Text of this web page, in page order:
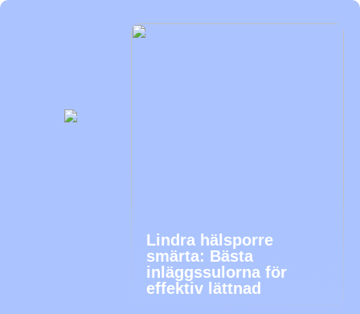
Lindra hälsporre
smärta: Bästa
inläggssulorna för
effektiv lättnad